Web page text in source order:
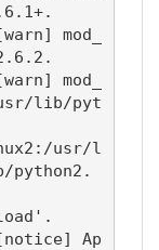
mod_
mod_
lib/pyt
usr/l
Ap